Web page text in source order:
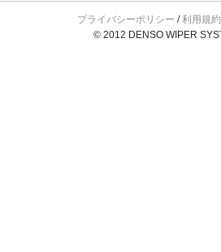
プライバシーポリシー /利用規約
© 2012 DENSO WIPER